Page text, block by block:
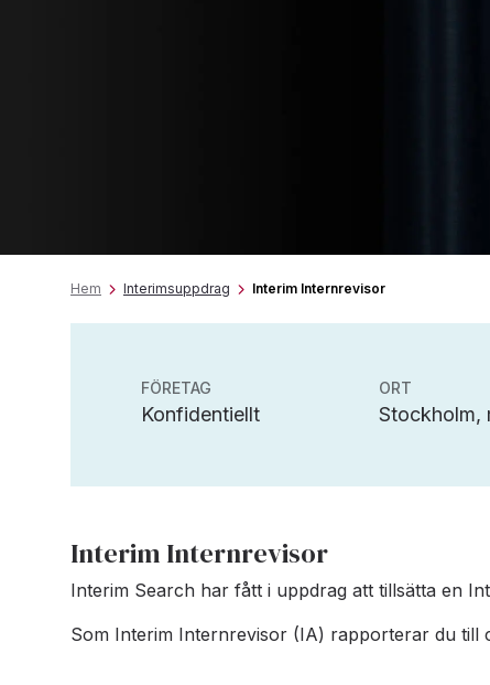
Hem Interimsuppdrag Interim Internrevisor
FÖRETAG
Konfidentiellt
ORT
Stockholm,
Interim Internrevisor
Interim Search har fått i uppdrag att tillsätta en
Som Interim Internrevisor (IA) rapporterar du till